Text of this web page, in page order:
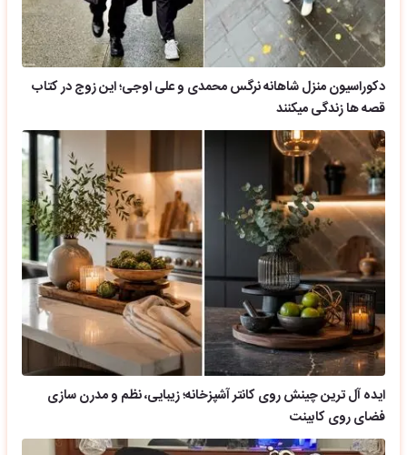
دکوراسیون منزل شاهانه نرگس محمدی و علی اوجی؛ این زوج در کتاب
قصه ها زندگی میکنند
ایده آل ترین چینش روی کانتر آشپزخانه؛ زیبایی، نظم و مدرن سازی
فضای روی کابینت